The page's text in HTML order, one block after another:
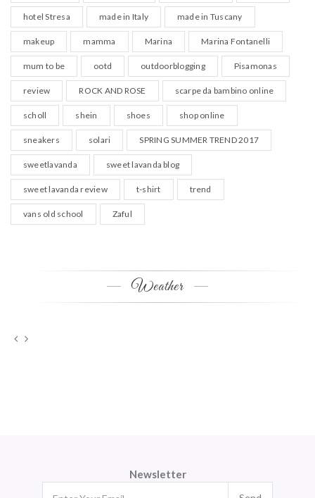
hotel Stresa made in Italy made in Tuscany
makeup mamma Marina Marina Fontanelli
mum to be ootd outdoorblogging Pisamonas
review ROCK AND ROSE scarpe da bambino online
scholl shein shoes shop online
sneakers solari SPRING SUMMER TREND 2017
sweetlavanda sweet lavanda blog
sweet lavanda review t-shirt trend
vans old school Zaful
Weather
Newsletter